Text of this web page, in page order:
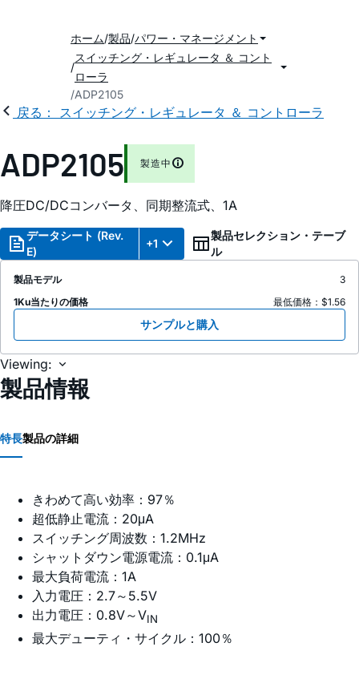
ホーム 製品 パワー・マネージメント
スイッチング・レギュレータ ＆ コント
ローラ
ADP2105
戻る： スイッチング・レギュレータ ＆ コントローラ
ADP2105 製造中
降圧DC/DCコンバータ、同期整流式、1A
データシート (Rev.
E)
+1
製品セレクション・テーブ
ル
製品モデル
3
1Ku当たりの価格
最低価格：$1.56
サンプルと購入
Viewing:
製品情報
特長製品の詳細
きわめて高い効率：97％
超低静止電流：20μA
スイッチング周波数：1.2MHz
シャットダウン電源電流：0.1μA
最大負荷電流：1A
入力電圧：2.7～5.5V
出力電圧：0.8V～VIN
最大デューティ・サイクル：100％